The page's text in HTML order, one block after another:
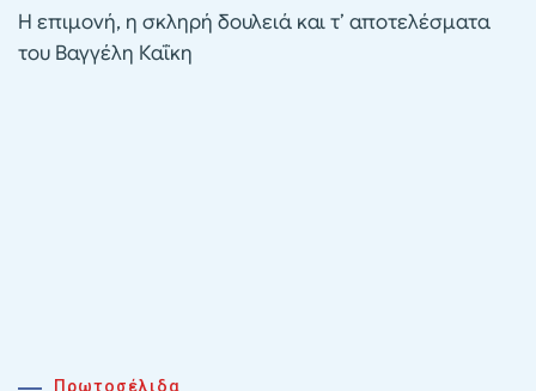
Η επιμονή, η σκληρή δουλειά και τ’ αποτελέσματα
του Βαγγέλη Καΐκη
Πρωτοσέλιδα